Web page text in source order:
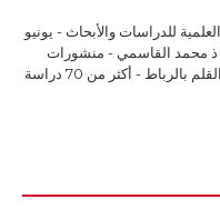
العلمية للدراسات والأبحاث - يونيو
ذ محمد القاسمي - منشورات
موقع الباحث و مطبعة دار القلم بالرباط - أكثر من 70 دراسة